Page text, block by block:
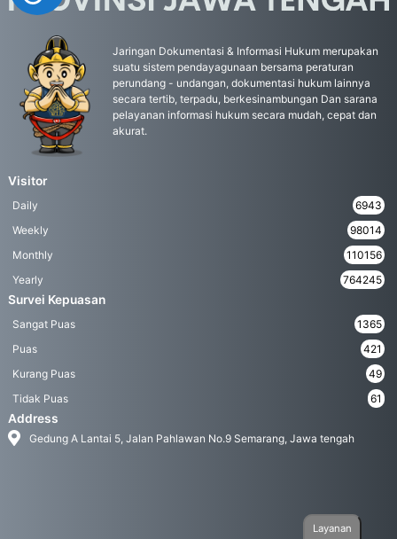
Jaringan Dokumentasi & Informasi Hukum merupakan
suatu sistem pendayagunaan bersama peraturan
perundang - undangan, dokumentasi hukum lainnya
secara tertib, terpadu, berkesinambungan Dan sarana
pelayanan informasi hukum secara mudah, cepat dan
akurat.
Visitor
Daily
6943
Weekly
98014
Monthly
110156
Yearly
764245
Survei Kepuasan
Sangat Puas
1365
Puas
421
Kurang Puas
49
Tidak Puas
61
Address
Gedung A Lantai 5, Jalan Pahlawan No.9 Semarang, Jawa tengah
Layanan